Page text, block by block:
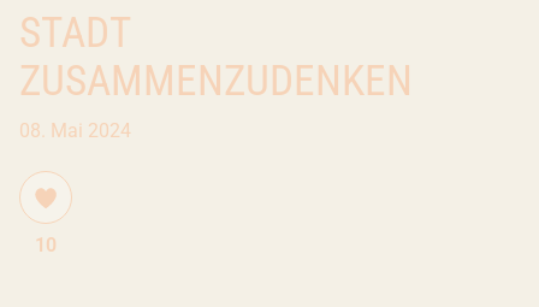
STADT
ZUSAMMENZUDENKEN
08. Mai 2024
10